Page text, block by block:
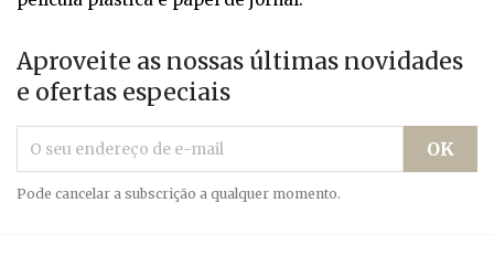
Aproveite as nossas últimas novidades
e ofertas especiais
Pode cancelar a subscrição a qualquer momento.